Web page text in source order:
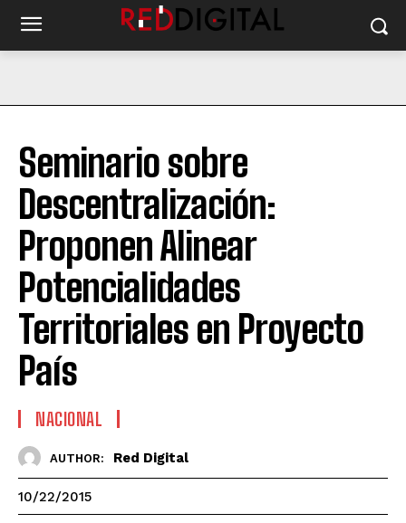
Seminario sobre
Descentralización:
Proponen Alinear
Potencialidades
Territoriales en Proyecto
País
NACIONAL
AUTHOR: Red Digital
10/22/2015